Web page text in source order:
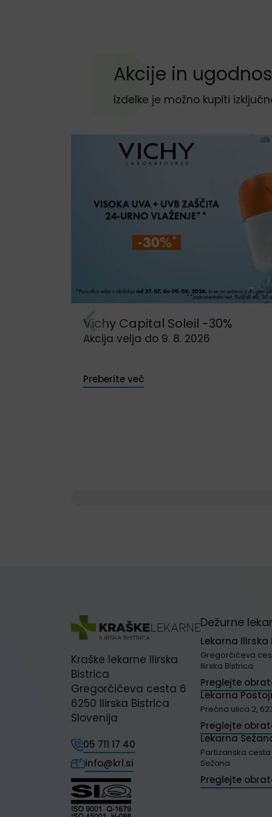
Akcije in
Izdelke je možno kupiti
Vichy Capital Soleil -30%
Akcija velja do 9. 8. 2026
Preberite več
Kraške lekarne Ilirska
Bistrica
Gregorčičeva cesta 6
6250 Ilirska Bistrica
Slovenija
05 711 17 40
info@krl.si
Dežurne
Lekarna Ilirska
Gregorčičeva
Ilirska Bistrica
Preglejte
Lekarna
Prečna ulica 2,
Preglejte
Lekarna
Partizanska cesta
Sežana
Preglejte